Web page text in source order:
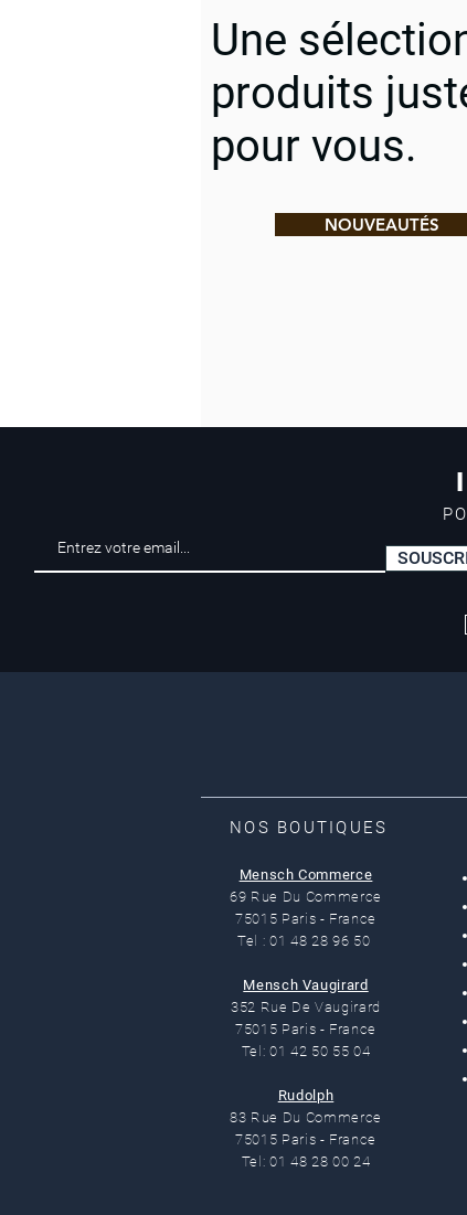
Une
produits
pour vous.
NOUVEAUTÉS
NOS BOUTIQUES
Mensch Commerce
69 Rue Du Commerce
75015 Paris - France
Tel : 01 48 28 96 50
Mensch Vaugirard
352 Rue De Vaugirard
75015 Paris - France
Tel: 01 42 50 55 04
Rudolph
83 Rue Du Commerce
75015 Paris - France
Tel: 01 48 28 00 24